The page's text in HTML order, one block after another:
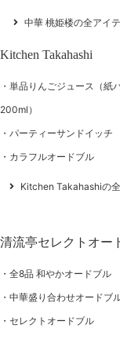
中華 桃姫楼の全アイ
Kitchen Takahashi
単品りんごジュース（紙
200ml）
パーティーサンドイッチ
カラフルオードブル
Kitchen Takahashiの
清流亭セレクトオー
全8品 和やかオードブル
中華盛り合わせオードブ
セレクトオードブル